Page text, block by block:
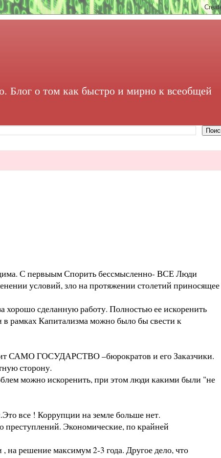
Блог о том как быстро и мирно к всеобщей
С первыым Спорить бессмысленно- ВСЕ Люди
условий, зло на протяжении столетий приносящее
хорошо сделанную работу. Полностью ее искоренить
Капитализма можно было бы свести к
САМО ГОСУДАРСТВО –бюрократов и его Заказчики.
сторону.
можно искоренить, при этом люди какими были "не
все ! Коррупции на земле больше нет.
преступлений. Экономические, по крайней
на решение максимум 2-3 года. Другое дело, что